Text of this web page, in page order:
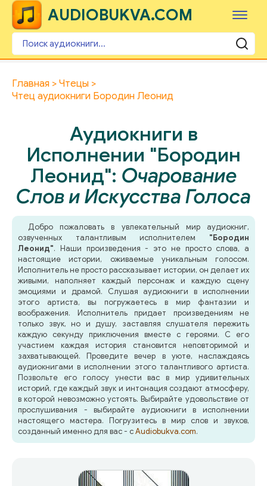
AUDIOBUKVA.COM
Главная
Чтецы
Чтец аудиокниги Бородин Леонид
Аудиокниги в
Исполнении "Бородин
Леонид": Очарование
Слов и Искусства Голоса
Добро пожаловать в увлекательный мир аудиокниг,
озвученных талантливым исполнителем "Бородин
Леонид". Наши произведения - это не просто слова, а
настоящие истории, оживаемые уникальным голосом.
Исполнитель не просто рассказывает истории, он делает их
живыми, наполняет каждый персонаж и каждую сцену
эмоциями и драмой. Слушая аудиокниги в исполнении
этого артиста, вы погружаетесь в мир фантазии и
воображения. Исполнитель придает произведениям не
только звук, но и душу, заставляя слушателя пережить
каждую секунду приключения вместе с героями. С его
участием каждая история становится неповторимой и
захватывающей. Проведите вечер в уюте, наслаждаясь
аудиокнигами в исполнении этого талантливого артиста.
Позвольте его голосу унести вас в мир удивительных
историй, где каждый звук и интонация создают атмосферу,
в которой невозможно устоять. Выбирайте удовольствие от
прослушивания - выбирайте аудиокниги в исполнении
настоящего мастера. Погрузитесь в мир слов и звуков,
созданный именно для вас - сAudiobukva.com.